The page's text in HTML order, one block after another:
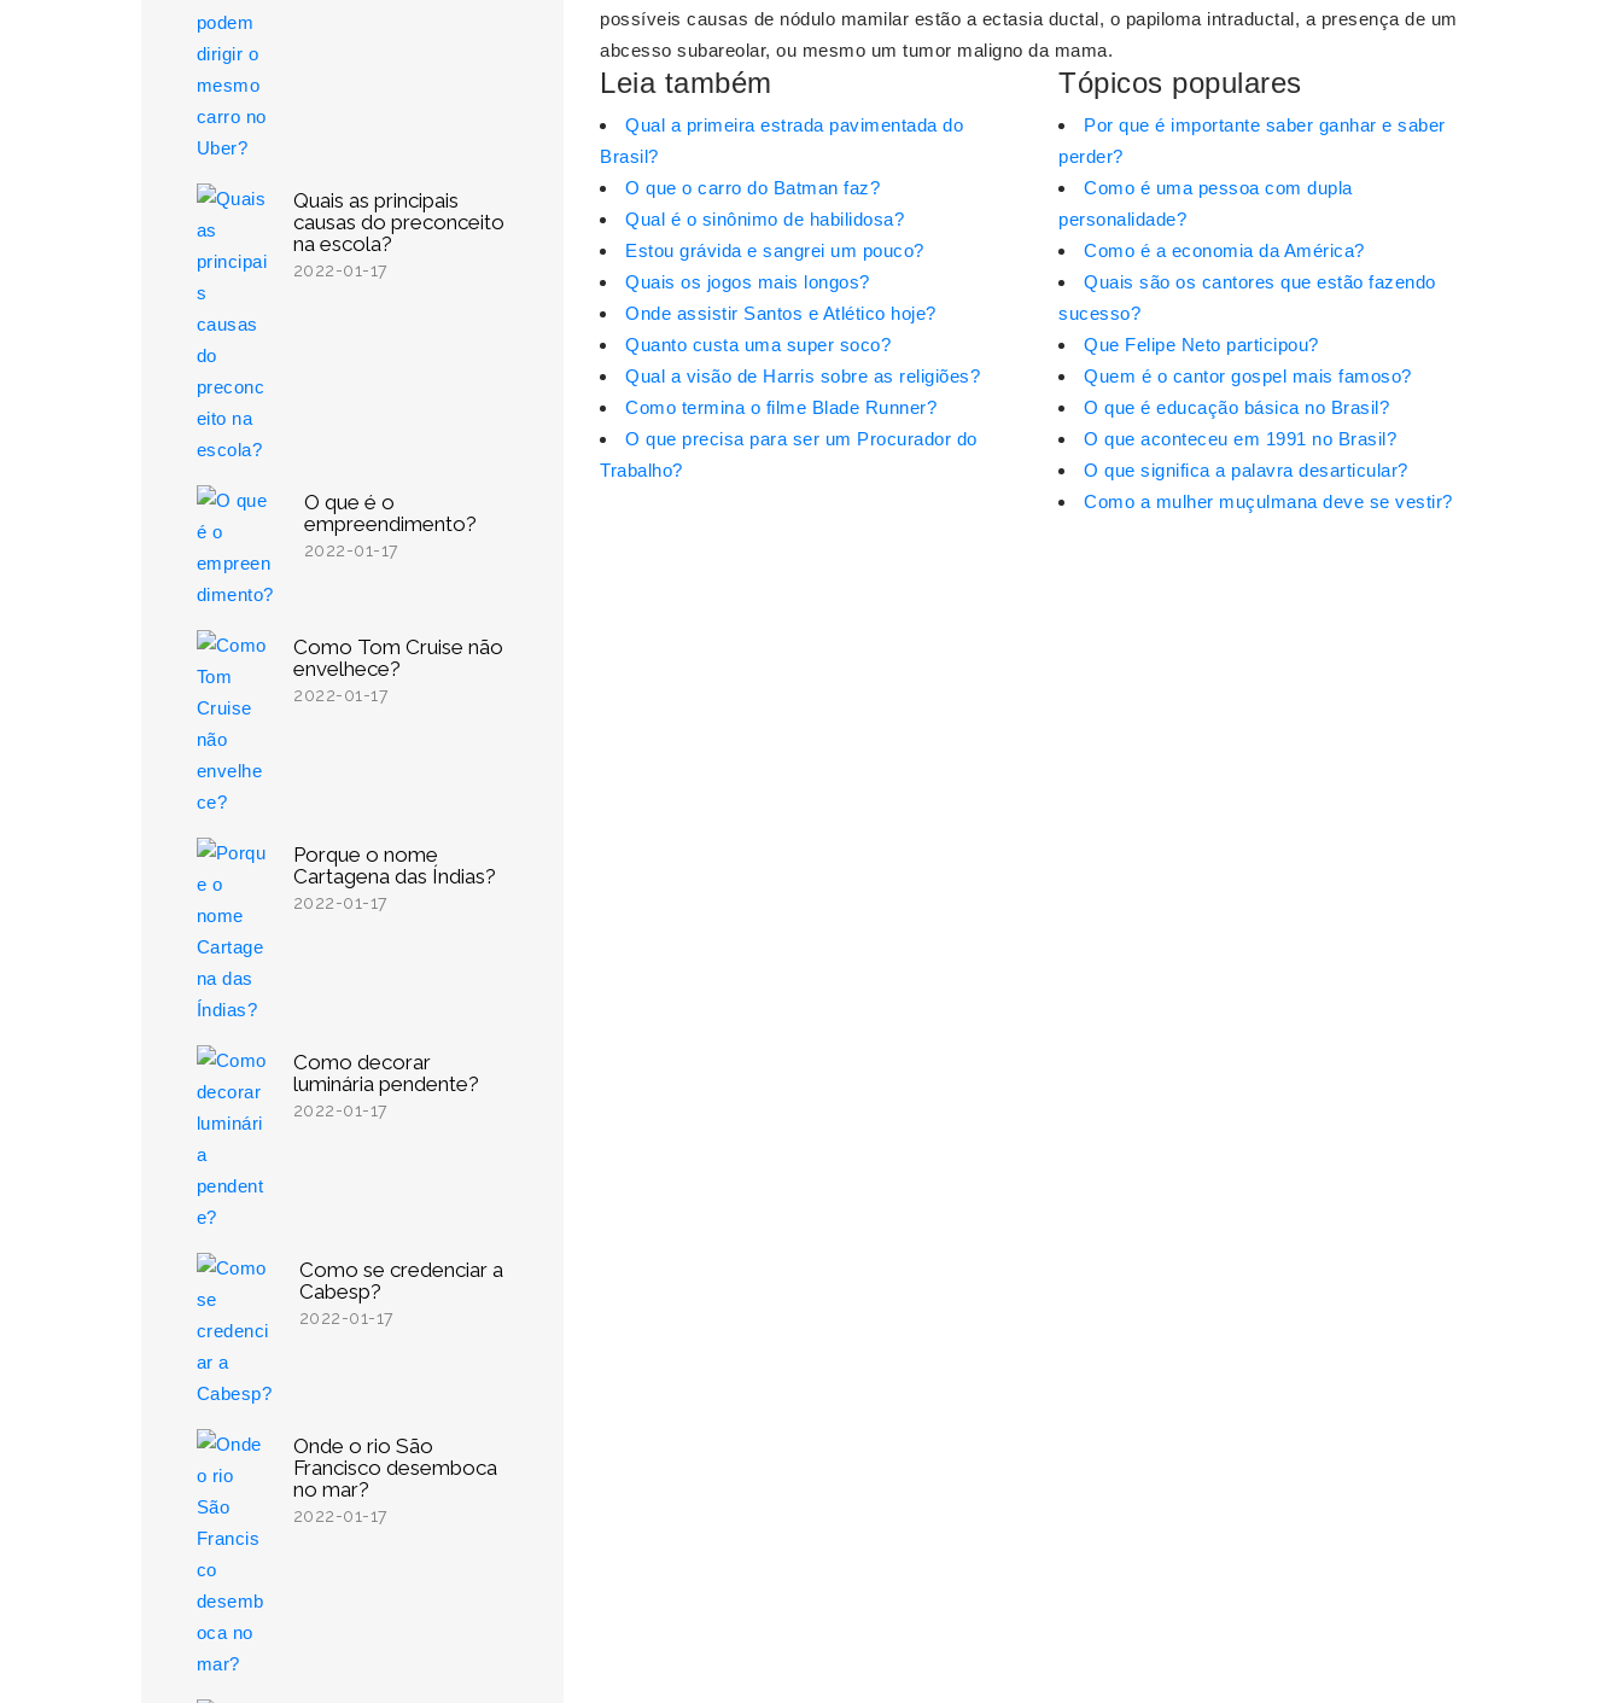
Quais as principais
causas do preconceito
na escola?
2022-01-17
O que é o
empreendimento?
2022-01-17
Como Tom Cruise não
envelhece?
2022-01-17
Porque o nome
Cartagena das Índias?
2022-01-17
Como decorar
luminária pendente?
2022-01-17
Como se credenciar a
Cabesp?
2022-01-17
Onde o rio São
Francisco desemboca
no mar?
2022-01-17
possíveis causas de nódulo mamilar estão a ectasia ductal, o papiloma intraductal, a presença de um
abcesso subareolar, ou mesmo um tumor maligno da mama.
Leia também
Qual a primeira estrada pavimentada do
Brasil?
O que o carro do Batman faz?
Qual é o sinônimo de habilidosa?
Estou grávida e sangrei um pouco?
Quais os jogos mais longos?
Onde assistir Santos e Atlético hoje?
Quanto custa uma super soco?
Qual a visão de Harris sobre as religiões?
Como termina o filme Blade Runner?
O que precisa para ser um Procurador do
Trabalho?
Tópicos populares
Por que é importante saber ganhar e saber
perder?
Como é uma pessoa com dupla
personalidade?
Como é a economia da América?
Quais são os cantores que estão fazendo
sucesso?
Que Felipe Neto participou?
Quem é o cantor gospel mais famoso?
O que é educação básica no Brasil?
O que aconteceu em 1991 no Brasil?
O que significa a palavra desarticular?
Como a mulher muçulmana deve se vestir?